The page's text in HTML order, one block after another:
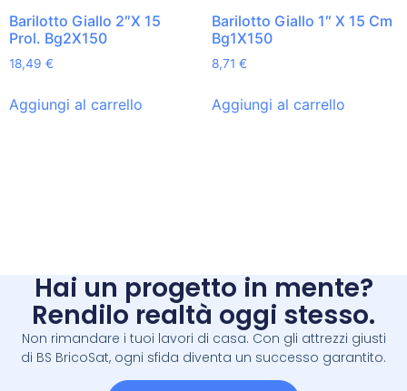
Barilotto Giallo 2″X 15
Prol. Bg2X150
18,49 €
Aggiungi al carrello
Barilotto Giallo 1″ X 15 Cm
Bg1X150
8,71 €
Aggiungi al carrello
Hai un progetto in mente?
Rendilo realtà oggi stesso.
Non rimandare i tuoi lavori di casa. Con gli attrezzi giusti
di BS BricoSat, ogni sfida diventa un successo garantito.